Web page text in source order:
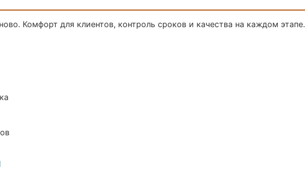
Комфорт для клиентов, контроль сроков и качества на каждом этапе.